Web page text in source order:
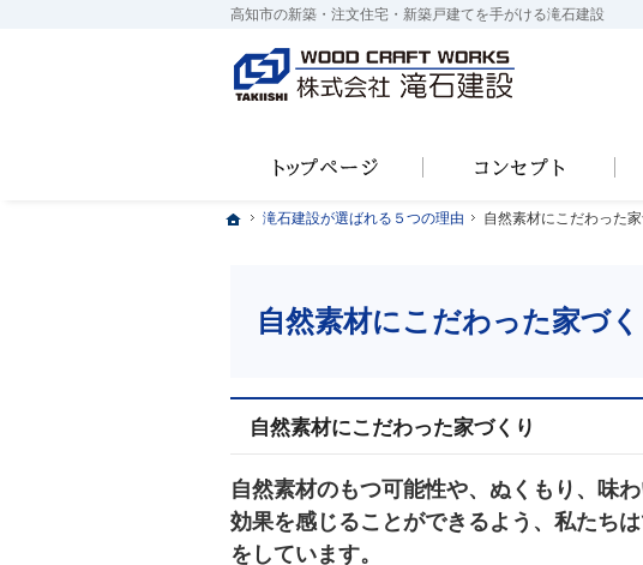
ホーム
滝石建設が選ばれる５つの理由 自然素材にこだわった家
自然素材にこだわった家づく
高知市の新築・注文住宅・新築戸建てを手がける滝石建設
自然素材にこだわった家づくり
自然素材のもつ可能性や、ぬくもり、味
効果を感じることができるよう、私たち
をしています。
ホーム
滝石建設が選ばれる５つの理由 自然素材にこだわった家